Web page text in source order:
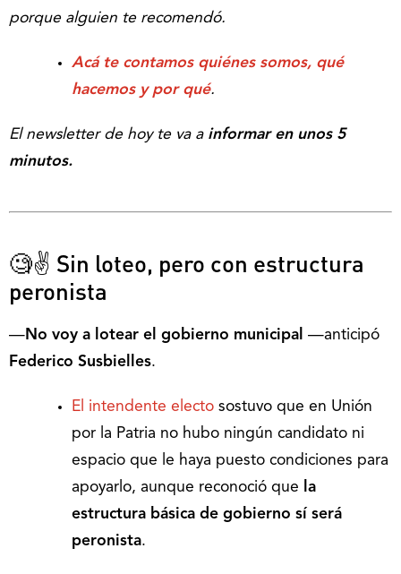
porque alguien te recomendó.
Acá te contamos quiénes somos, qué
hacemos y por qué.
El newsletter de hoy te va a informar en unos 5
minutos.
🧐✌ Sin loteo, pero con estructura
peronista
—No voy a lotear el gobierno municipal —anticipó
Federico Susbielles.
El intendente electo sostuvo que en Unión
por la Patria no hubo ningún candidato ni
espacio que le haya puesto condiciones para
apoyarlo, aunque reconoció que
la
estructura básica de gobierno sí será
peronista.